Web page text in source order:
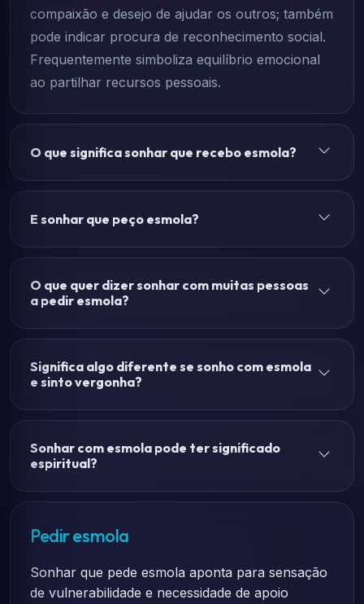
compaixão e desejo de ajudar os outros; também
pode indicar procura de reconhecimento social.
Frequentemente simboliza equilíbrio emocional
ao partilhar recursos pessoais.
O que significa sonhar que recebo esmola?
E sonhar que peço esmola?
O que quer dizer sonhar com muitas pessoas
a pedir esmola?
Significa algo diferente se sonho com esmola
e sinto vergonha?
Sonhar com esmola pode ter significado
espiritual?
Pedir esmola
Sonhar que pede esmola aponta para sensação
de vulnerabilidade e necessidade de apoio